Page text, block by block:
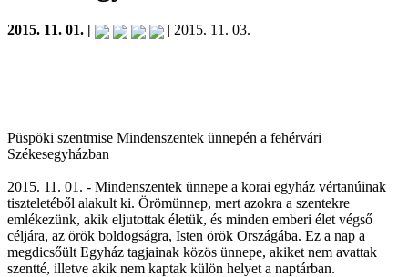
2015. 11. 01. | | 2015. 11. 03.
Püspöki szentmise Mindenszentek ünnepén a fehérvári
Székesegyházban
2015. 11. 01. - Mindenszentek ünnepe a korai egyház vértanúinak
tiszteletéből alakult ki. Örömünnep, mert azokra a szentekre
emlékezünk, akik eljutottak életük, és minden emberi élet végső
céljára, az örök boldogságra, Isten örök Országába. Ez a nap a
megdicsőült Egyház tagjainak közös ünnepe, akiket nem avattak
szentté, illetve akik nem kaptak külön helyet a naptárban.